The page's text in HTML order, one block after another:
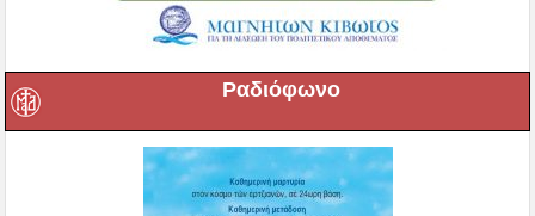
Ραδιόφωνο